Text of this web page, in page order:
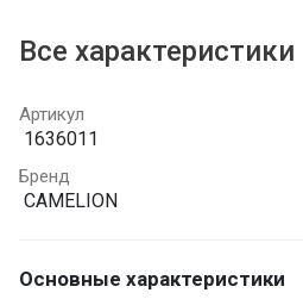
Все характеристики
Артикул
1636011
Бренд
CAMELION
Основные характеристики